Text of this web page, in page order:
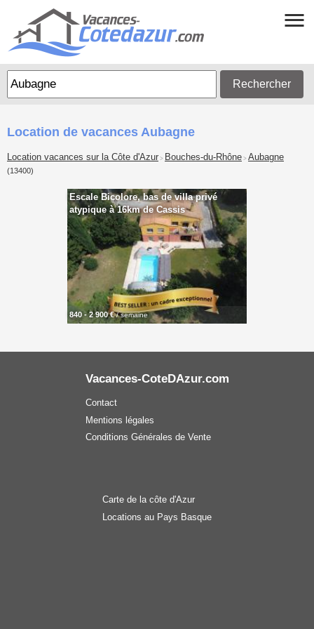
Rechercher
Location de vacances Aubagne
Location vacances sur la Côte d'Azur > Bouches-du-Rhône > Aubagne
(13400)
Escale Bicolore, bas de villa privé
atypique à 16km de Cassis
840 - 2 900 €/ semaine
Vacances-CoteDAzur.com
Contact
Mentions légales
Conditions Générales de Vente
Carte de la côte d'Azur
Locations au Pays Basque